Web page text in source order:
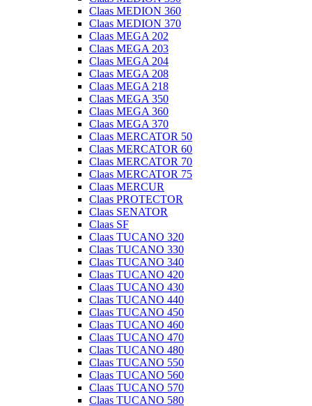
Claas MEDION 360
Claas MEDION 370
Claas MEGA 202
Claas MEGA 203
Claas MEGA 204
Claas MEGA 208
Claas MEGA 218
Claas MEGA 350
Claas MEGA 360
Claas MEGA 370
Claas MERCATOR 50
Claas MERCATOR 60
Claas MERCATOR 70
Claas MERCATOR 75
Claas MERCUR
Claas PROTECTOR
Claas SENATOR
Claas SF
Claas TUCANO 320
Claas TUCANO 330
Claas TUCANO 340
Claas TUCANO 420
Claas TUCANO 430
Claas TUCANO 440
Claas TUCANO 450
Claas TUCANO 460
Claas TUCANO 470
Claas TUCANO 480
Claas TUCANO 550
Claas TUCANO 560
Claas TUCANO 570
Claas TUCANO 580